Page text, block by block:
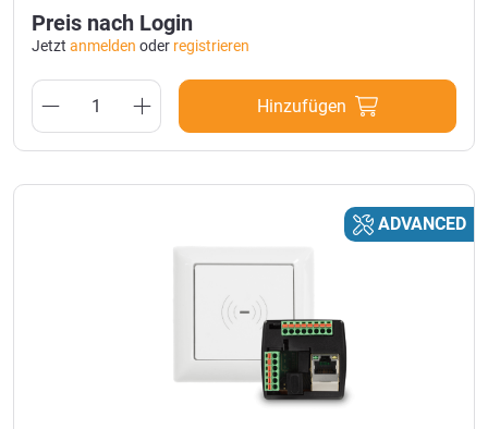
Preis nach Login
Jetzt anmelden oder registrieren
Hinzufügen
ADVANCED